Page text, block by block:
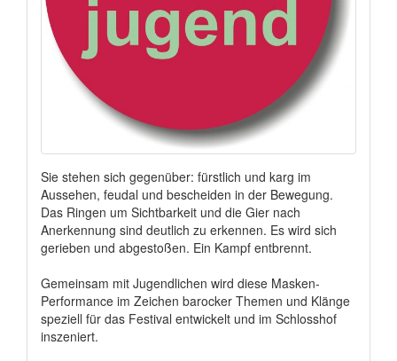
Sie stehen sich gegenüber: fürstlich und karg im
Aussehen, feudal und bescheiden in der Bewegung.
Das Ringen um Sichtbarkeit und die Gier nach
Anerkennung sind deutlich zu erkennen. Es wird sich
gerieben und abgestoßen. Ein Kampf entbrennt.
Gemeinsam mit Jugendlichen wird diese Masken-
Performance im Zeichen barocker Themen und Klänge
speziell für das Festival entwickelt und im Schlosshof
inszeniert.